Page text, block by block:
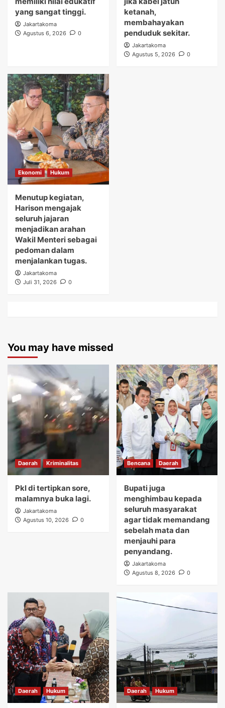
yang sangat tinggi.
Jakartakoma
Agustus 6, 2026
0
ketanah,
membahayakan
penduduk sekitar.
Jakartakoma
Agustus 5, 2026
0
Ekonomi Hukum
Menutup kegiatan,
Harison mengajak
seluruh jajaran
menjadikan arahan
Wakil Menteri sebagai
pedoman dalam
menjalankan tugas.
Jakartakoma
Juli 31, 2026
0
You may have missed
Daerah Kriminalitas
Pkl di tertipkan sore,
malamnya buka lagi.
Jakartakoma
Agustus 10, 2026
0
Bencana Daerah
Bupati juga
menghimbau kepada
seluruh masyarakat
agar tidak memandang
sebelah mata dan
menjauhi para
penyandang.
Jakartakoma
Agustus 8, 2026
0
Daerah Hukum Daerah Hukum